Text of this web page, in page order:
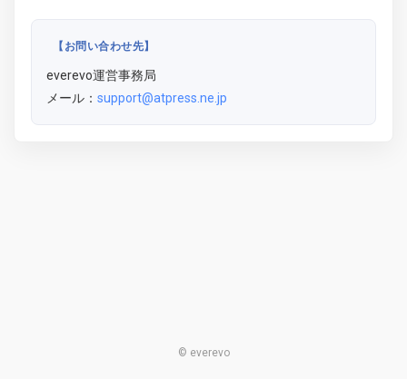
【お問い合わせ先】
everevo運営事務局
メール： support@atpress.ne.jp
© everevo